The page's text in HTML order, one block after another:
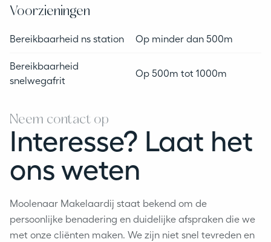
Voorzieningen
Bereikbaarheid ns station Op minder dan 500m
Bereikbaarheid
snelwegafrit
Op 500m tot 1000m
Interesse? Laat het
ons weten
Neem contact op
Moolenaar Makelaardij staat bekend om de
persoonlijke benadering en duidelijke afspraken die we
met onze cliënten maken. We zijn niet snel tevreden en